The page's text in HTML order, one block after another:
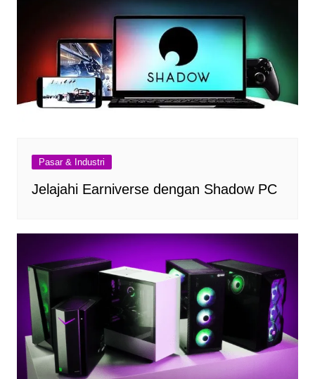
Pasar & Industri
Jelajahi Earniverse dengan Shadow PC